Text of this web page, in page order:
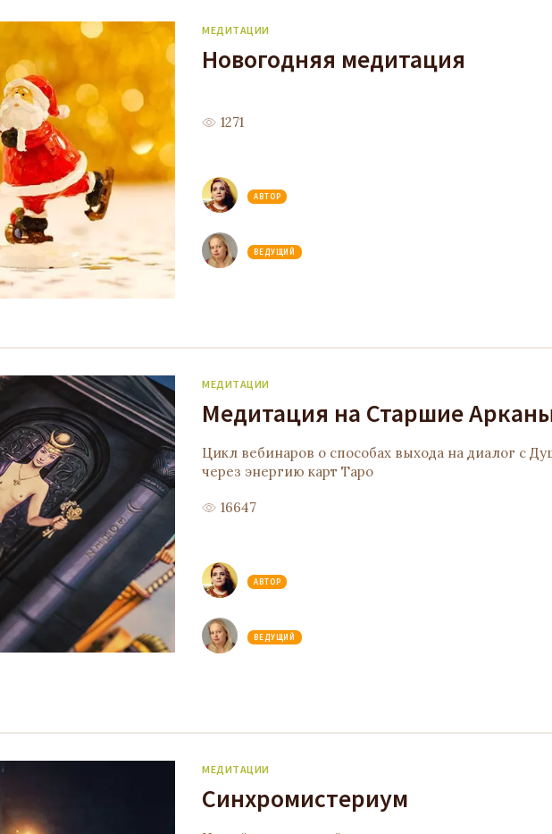
МЕДИТАЦИИ
Новогодняя медитация
1271
АВТОР
ВЕДУЩИЙ
МЕДИТАЦИИ
Медитация на Старшие
Цикл вебинаров о способах выхода на диалог с
через энергию карт Таро
16647
АВТОР
ВЕДУЩИЙ
МЕДИТАЦИИ
Синхромистериум